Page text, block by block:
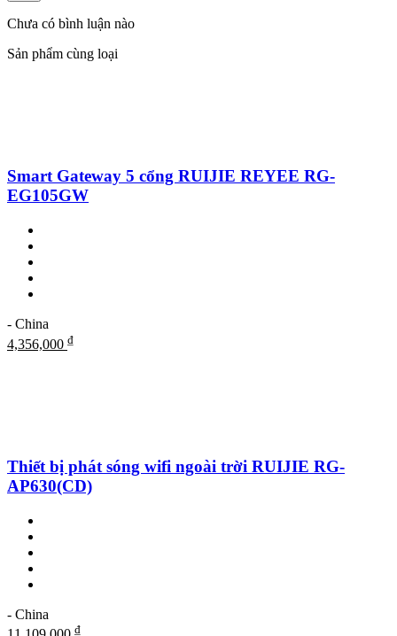
Chưa có bình luận nào
Sản phẩm cùng loại
Smart Gateway 5 cổng RUIJIE REYEE RG-
EG105GW
- China
4,356,000 ₫
Thiết bị phát sóng wifi ngoài trời RUIJIE RG-
AP630(CD)
- China
₫